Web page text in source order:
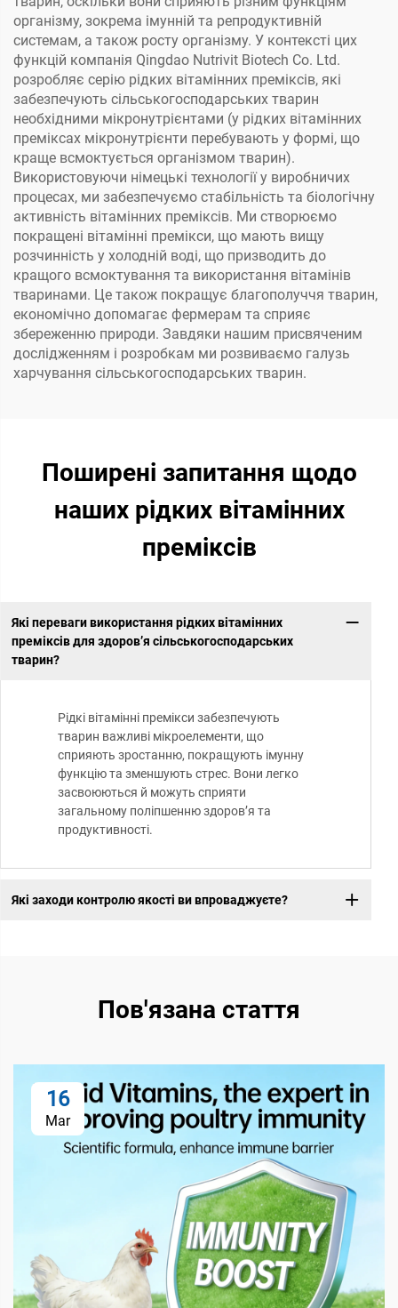
організму, зокрема імунній та репродуктивній
системам, а також росту організму. У контексті цих
функцій компанія Qingdao Nutrivit Biotech Co. Ltd.
розробляє серію рідких вітамінних преміксів, які
забезпечують сільськогосподарських тварин
необхідними мікронутрієнтами (у рідких вітамінних
преміксах мікронутрієнти перебувають у формі, що
краще всмоктується організмом тварин).
Використовуючи німецькі технології у виробничих
процесах, ми забезпечуємо стабільність та біологічну
активність вітамінних преміксів. Ми створюємо
покращені вітамінні премікси, що мають вищу
розчинність у холодній воді, що призводить до
кращого всмоктування та використання вітамінів
тваринами. Це також покращує благополуччя тварин,
економічно допомагає фермерам та сприяє
збереженню природи. Завдяки нашим присвяченим
дослідженням і розробкам ми розвиваємо галузь
харчування сільськогосподарських тварин.
Поширені запитання щодо
наших рідких вітамінних
преміксів
Які переваги використання рідких вітамінних
преміксів для здоров’я сільськогосподарських
тварин?
Рідкі вітамінні премікси забезпечують
тварин важливі мікроелементи, що
сприяють зростанню, покращують імунну
функцію та зменшують стрес. Вони легко
засвоюються й можуть сприяти
загальному поліпшенню здоров’я та
продуктивності.
Які заходи контролю якості ви впроваджуєте?
Пов'язана стаття
16
Mar